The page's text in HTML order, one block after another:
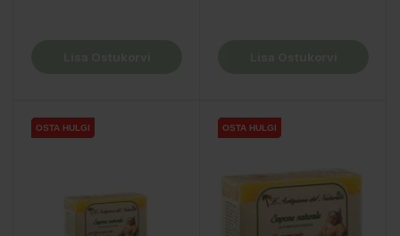
OSTA HULGI
OSTA HULGI
OSTA HULGI OSTA HULGI
OSTA HULGI
OSTA HULGI